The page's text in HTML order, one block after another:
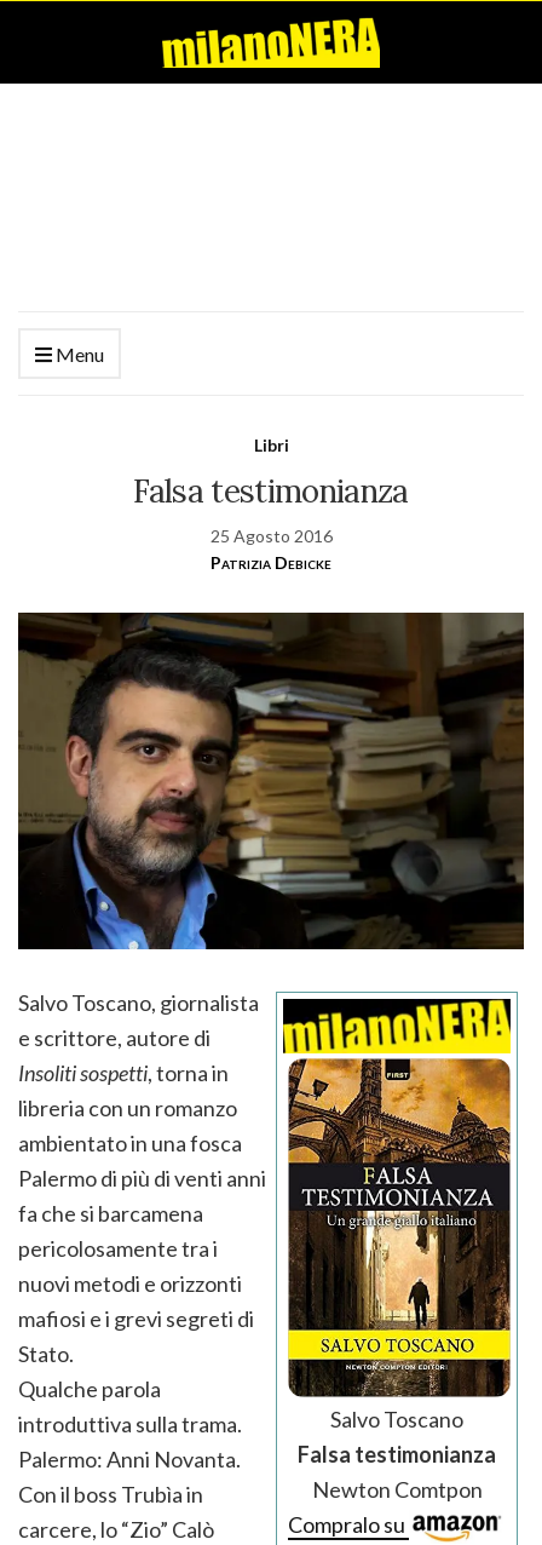
Menu
Libri
Falsa testimonianza
25 Agosto 2016
Patrizia Debicke
Salvo Toscano
Falsa testimonianza
Newton Comtpon
Compralo su
Salvo Toscano, giornalista
e scrittore, autore di
Insoliti sospetti, torna in
libreria con un romanzo
ambientato in una fosca
Palermo di più di venti anni
fa che si barcamena
pericolosamente tra i
nuovi metodi e orizzonti
mafiosi e i grevi segreti di
Stato.
Qualche parola
introduttiva sulla trama.
Palermo: Anni Novanta.
Con il boss Trubìa in
carcere, lo “Zio” Calò